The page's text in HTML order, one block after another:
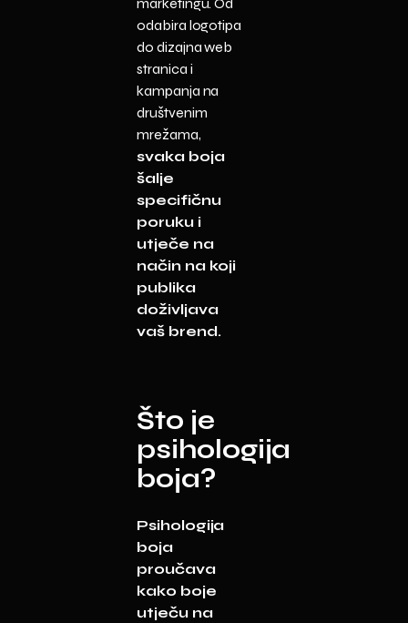
odabira logotipa
do dizajna web
stranica i
kampanja na
društvenim
mrežama,
svaka boja
šalje
specifičnu
poruku i
utječe na
način na koji
publika
doživljava
vaš brend.
Što je
psihologija
boja?
Psihologija
boja
proučava
kako boje
utječu na